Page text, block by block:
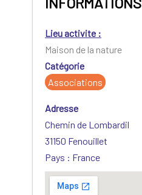
Lieu activite :
Maison de la nature
Catégorie
Associations
Adresse
Chemin de Lombardil
31150 Fenouillet
Pays : France